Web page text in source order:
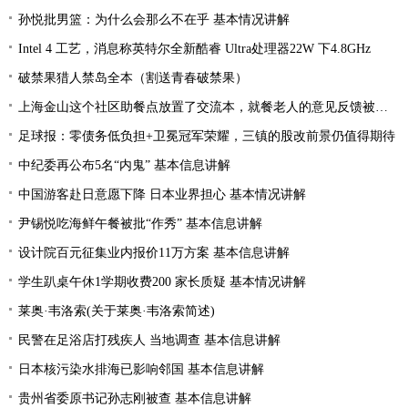
孙悦批男篮：为什么会那么不在乎 基本情况讲解
Intel 4 工艺，消息称英特尔全新酷睿 Ultra处理器22W 下4.8GHz
破禁果猎人禁岛全本（割送青春破禁果）
上海金山这个社区助餐点放置了交流本，就餐老人的意见反馈被采纳
足球报：零债务低负担+卫冕冠军荣耀，三镇的股改前景仍值得期待
中纪委再公布5名“内鬼” 基本信息讲解
中国游客赴日意愿下降 日本业界担心 基本情况讲解
尹锡悦吃海鲜午餐被批“作秀” 基本信息讲解
设计院百元征集业内报价11万方案 基本信息讲解
学生趴桌午休1学期收费200 家长质疑 基本情况讲解
莱奥·韦洛索(关于莱奥·韦洛索简述)
民警在足浴店打残疾人 当地调查 基本信息讲解
日本核污染水排海已影响邻国 基本信息讲解
贵州省委原书记孙志刚被查 基本信息讲解